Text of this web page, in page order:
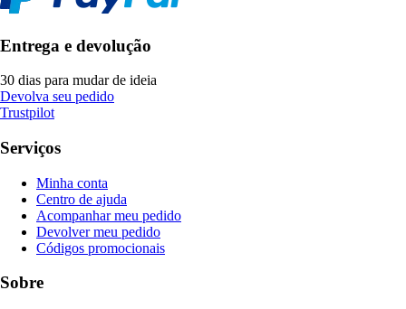
Entrega e devolução
30 dias para mudar de ideia
Devolva seu pedido
Trustpilot
Serviços
Minha conta
Centro de ajuda
Acompanhar meu pedido
Devolver meu pedido
Códigos promocionais
Sobre